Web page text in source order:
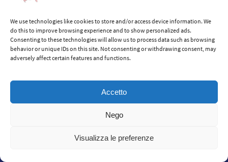
We use technologies like cookies to store and/or access device information. We
do this to improve browsing experience and to show personalized ads.
Consenting to these technologies will allow us to process data such as browsing
behavior or unique IDs on this site. Not consenting or withdrawing consent, may
adversely affect certain features and functions.
Accetto
Nego
Visualizza le preferenze
© 2012-2026 Americhiamo - Tutti i diritti riservati -
Termini e condizioni
del servizio
Nirvana&